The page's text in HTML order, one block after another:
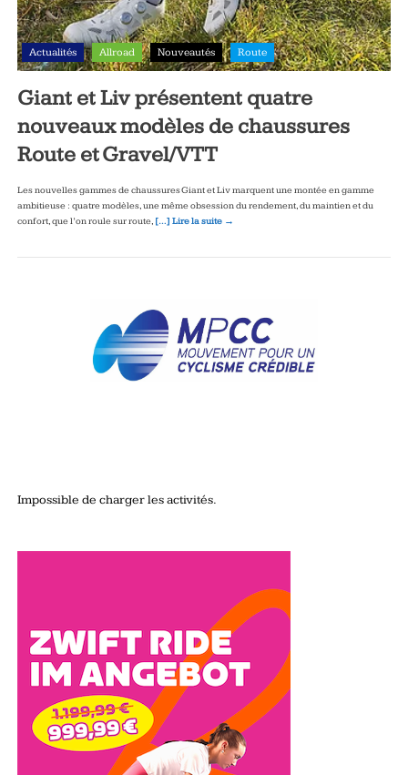
Actualités Allroad Nouveautés Route
Giant et Liv présentent quatre
nouveaux modèles de chaussures
Route et Gravel/VTT
Les nouvelles gammes de chaussures Giant et Liv marquent une montée en gamme
ambitieuse : quatre modèles, une même obsession du rendement, du maintien et du
confort, que l’on roule sur route, […] Lire la suite →
Impossible de charger les activités.